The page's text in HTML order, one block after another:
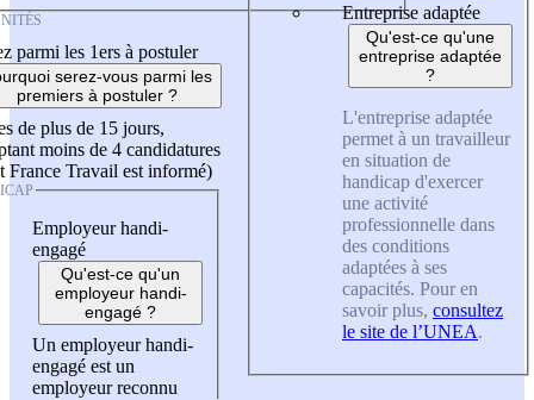
parmi les 1ers à postuler
serez-vous parmi les
premiers à postuler ?
de plus de 15 jours,
moins de 4 candidatures
France Travail est informé)
Employeur handi-
engagé
Qu'est-ce qu'un
employeur handi-
engagé ?
Un employeur handi-
engagé est un
employeur reconnu
Entreprise adaptée
Qu'est-ce qu'une
entreprise adaptée
?
L'entreprise adaptée
permet à un travailleur
en situation de
handicap d'exercer
une activité
professionnelle dans
des conditions
adaptées à ses
capacités. Pour en
savoir plus, consultez
le site de l’UNEA.